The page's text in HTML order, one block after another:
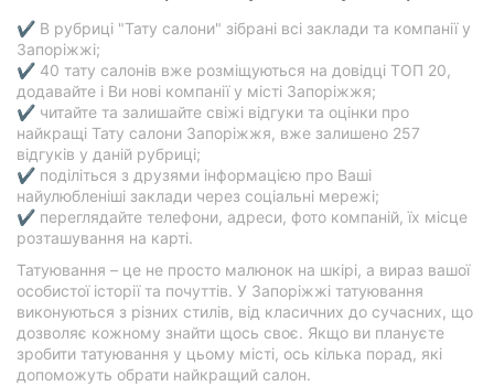
✔ В рубриці "Тату салони" зібрані всі заклади та компанії у
Запоріжжі;
✔ 40 тату салонів вже розміщуються на довідці ТОП 20,
додавайте і Ви нові компанії у місті Запоріжжя;
✔ читайте та залишайте свіжі відгуки та оцінки про
найкращі Тату салони Запоріжжя, вже залишено 257
відгуків у даній рубриці;
✔ поділіться з друзями інформацією про Ваші
найулюбленіші заклади через соціальні мережі;
✔ переглядайте телефони, адреси, фото компаній, їх місце
розташування на карті.
Татуювання – це не просто малюнок на шкірі, а вираз вашої
особистої історії та почуттів. У Запоріжжі татуювання
виконуються з різних стилів, від класичних до сучасних, що
дозволяє кожному знайти щось своє. Якщо ви плануєте
зробити татуювання у цьому місті, ось кілька порад, які
допоможуть обрати найкращий салон.